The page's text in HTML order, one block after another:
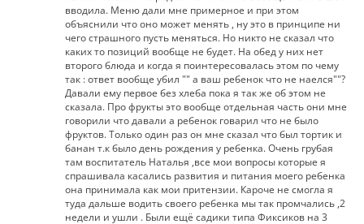
вводила. Меню дали мне примерное и при этом
объяснили что оно может менять , ну это в принципе ни
чего страшного пусть меняться. Но никто не сказал что
каких то позиций вообще не будет. На обед у них нет
второго блюда и когда я поинтересовалась этом по чему
так : ответ вообще убил "" а ваш ребенок что не наелся""?
Давали ему первое без хлеба пока я так же об этом не
сказала. Про фрукты это вообще отдельная часть они мне
говорили что давали а ребенок говарил что не было
фруктов. Только один раз он мне сказал что был тортик и
банан т.к было день рождения у ребенка. Очень грубая
там воспитатель Наталья ,все мои вопросы которые я
спрашивала касались развития и питания моего ребенка
она принимала как мои притензии. Кароче не смогла я
туда дальше водить своего ребенка мы так промчались ,2
недели и ушли . Были ещё садики типа Фиксиков на 3